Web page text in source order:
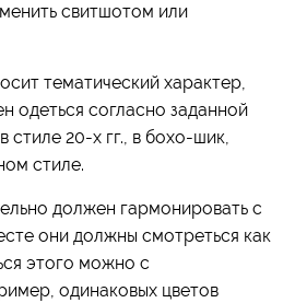
свитшотом или
тематический характер,
одеться согласно заданной
стиле 20-х гг., в бохо-шик,
стиле.
должен гармонировать с
они должны смотреться как
этого можно с
одинаковых цветов